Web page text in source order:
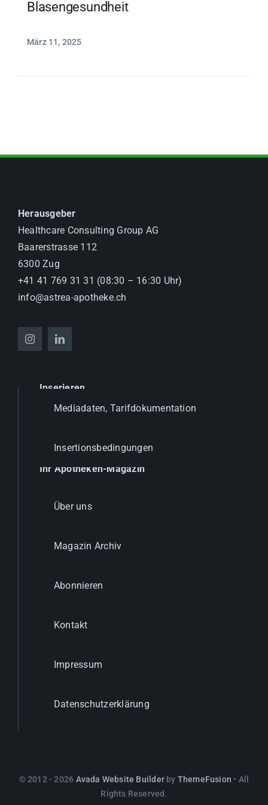
Blasengesundheit
März 11, 2025
Herausgeber
Healthcare Consulting Group AG
Baarerstrasse 112
6300 Zug
+41 41 769 31 31 (08:30 – 16:30 Uhr)
info@astrea-apotheke.ch
Inserieren
Mediadaten, Tarifdokumentation
Insertionsbedingungen
Ihr Apotheken-Magazin
Über uns
Magazin Archiv
Abonnieren
Kontakt
Impressum
Datenschutzerklärung
© 2012 - 2026 Avada Website Builderby ThemeFusion • All
Rights Reserved.